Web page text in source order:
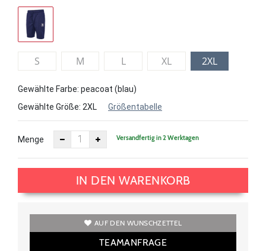
S M L XL 2XL
Gewählte Farbe: peacoat (blau)
Gewählte Größe: 2XL Größentabelle
Menge Versandfertig in 2 Werktagen
IN DEN WARENKORB
AUF DEN WUNSCHZETTEL
TEAMANFRAGE